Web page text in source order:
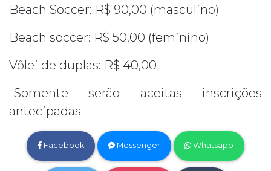
Beach Soccer: R$ 90,00 (masculino)
Beach soccer: R$ 50,00 (feminino)
Vôlei de duplas: R$ 40,00
-Somente serão aceitas inscrições
antecipadas
Facebook Messenger Whatsapp